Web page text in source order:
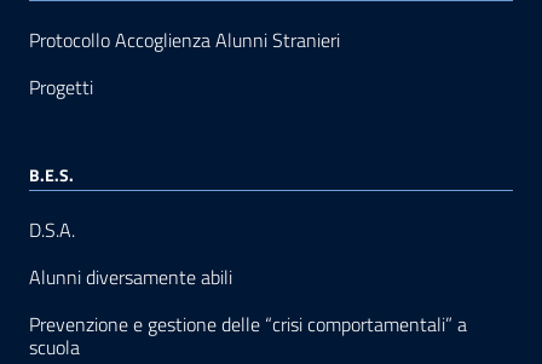
Protocollo Accoglienza Alunni Stranieri
Progetti
B.E.S.
D.S.A.
Alunni diversamente abili
Prevenzione e gestione delle “crisi comportamentali” a
scuola